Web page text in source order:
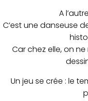
A
C’est une danseuse
Car chez elle, on
Un jeu se crée : le